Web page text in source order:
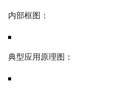
内部框图：
典型应用原理图：